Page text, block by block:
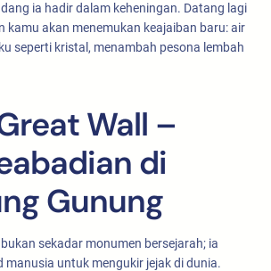
ia hadir dalam keheningan. Datang lagi
kamu akan menemukan keajaiban baru: air
seperti kristal, menambah pesona lembah
Wall –
di
Gunung
sekadar monumen bersejarah; ia
manusia untuk mengukir jejak di dunia.